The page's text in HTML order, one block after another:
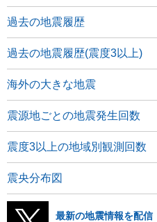
過去の地震履歴
過去の地震履歴(震度3以上)
海外の大きな地震
震源地ごとの地震発生回数
震度3以上の地域別観測回数
震央分布図
最新の地震情報を配信